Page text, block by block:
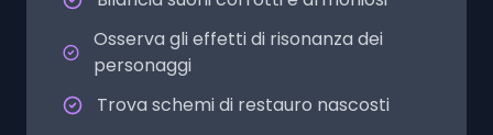
Osserva gli effetti di risonanza dei
personaggi
Trova schemi di restauro nascosti